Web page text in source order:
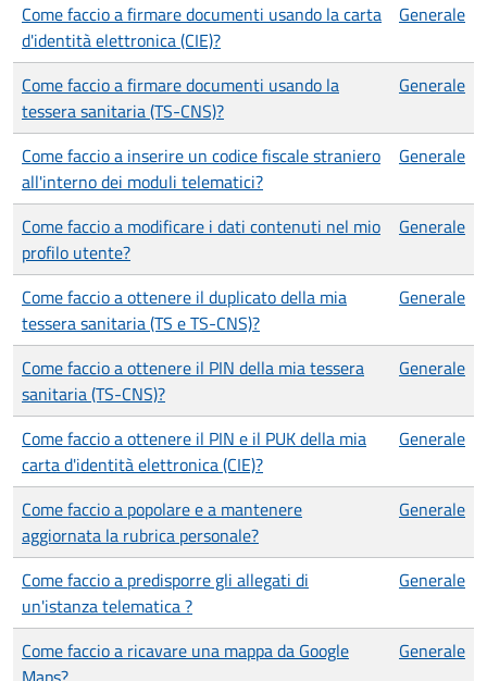
Come faccio a firmare documenti usando la carta
d'identità elettronica (CIE)?
Generale
Come faccio a firmare documenti usando la
tessera sanitaria (TS-CNS)?
Generale
Come faccio a inserire un codice fiscale straniero
all'interno dei moduli telematici?
Generale
Come faccio a modificare i dati contenuti nel mio
profilo utente?
Generale
Come faccio a ottenere il duplicato della mia
tessera sanitaria (TS e TS-CNS)?
Generale
Come faccio a ottenere il PIN della mia tessera
sanitaria (TS-CNS)?
Generale
Come faccio a ottenere il PIN e il PUK della mia
carta d'identità elettronica (CIE)?
Generale
Come faccio a popolare e a mantenere
aggiornata la rubrica personale?
Generale
Come faccio a predisporre gli allegati di
un'istanza telematica ?
Generale
Come faccio a ricavare una mappa da Google
Generale